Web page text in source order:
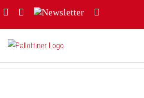
Instagram
Threads
Newsletter